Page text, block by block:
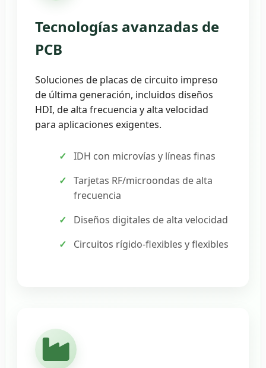
Tecnologías avanzadas de
PCB
Soluciones de placas de circuito impreso
de última generación, incluidos diseños
HDI, de alta frecuencia y alta velocidad
para aplicaciones exigentes.
IDH con microvías y líneas finas
Tarjetas RF/microondas de alta
frecuencia
Diseños digitales de alta velocidad
Circuitos rígido-flexibles y flexibles